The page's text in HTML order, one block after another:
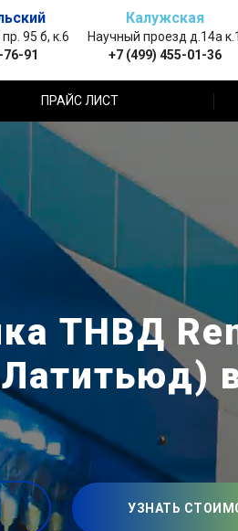
95 б, к.6
76-91
Калужская
Научный проезд д.14а к.1
+7 (499) 455-01-36
ПРАЙС ЛИСТ
ТНВД
Латитьюд)
УЗНАТЬ